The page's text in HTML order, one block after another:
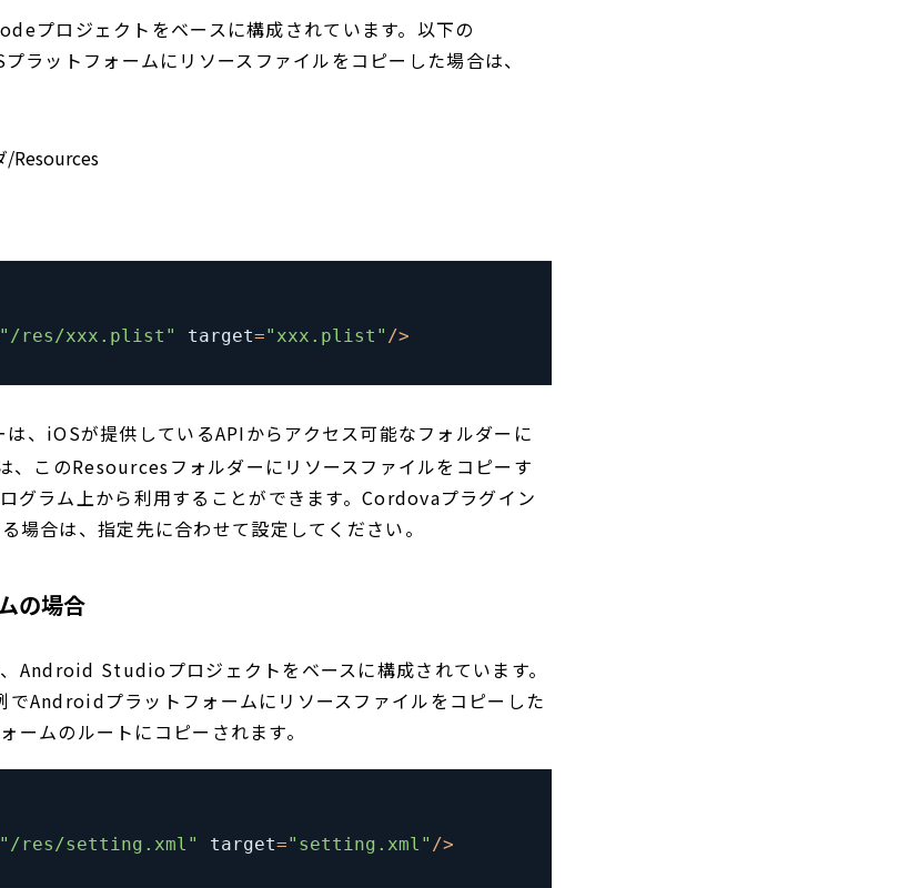
プロジェクトをベースに構成されています。以下の
ットフォームにリソースファイルをコピーした場合は、
/Resources
"/res/xxx.plist" target="xxx.plist" />
は、iOSが提供しているAPIからアクセス可能なフォルダーに
、このResourcesフォルダーにリソースファイルをコピーす
グラム上から利用することができます。Cordovaプラグイン
場合は、指定先に合わせて設定してください。
の場合
Android Studioプロジェクトをベースに構成されています。
Androidプラットフォームにリソースファイルをコピーした
ムのルートにコピーされます。
"/res/setting.xml" target="setting.xml" />